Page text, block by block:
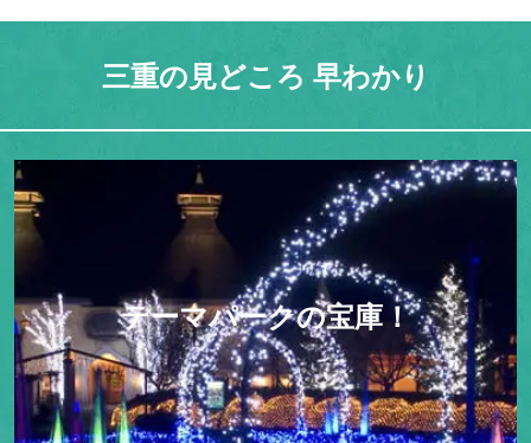
三重の見どころ 早わかり
テーマパークの宝庫！